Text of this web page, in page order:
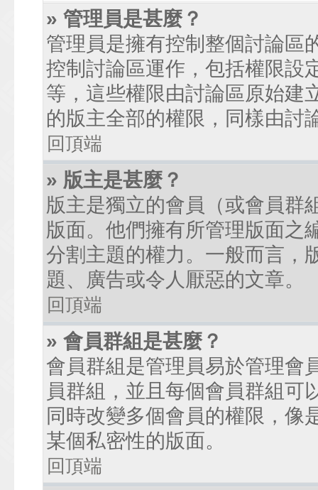
» 管理員是甚麼？
管理員是擁有控制整個討論區
控制討論區運作，包括權限設
等，這些權限由討論區原始建
的版主全部的權限，同樣由討
回頂端
» 版主是甚麼？
版主是獨立的會員（或會員群
版面。他們擁有所管理版面之
分割主題的權力。一般而言，
題、廣告或令人厭惡的文章。
回頂端
» 會員群組是甚麼？
會員群組是管理員易於管理會
員群組，並且每個會員群組可
同時改變多個會員的權限，像
某個私密性的版面。
回頂端